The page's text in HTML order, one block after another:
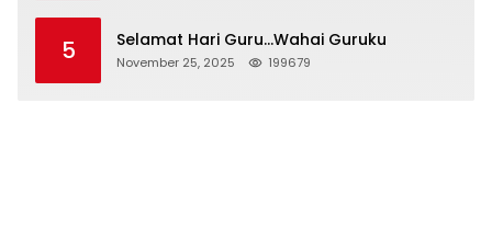
5 Selamat Hari Guru…Wahai Guruku
November 25, 2025 199679